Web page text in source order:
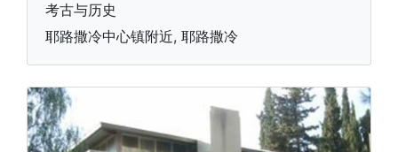
考古与历史
耶路撒冷中心镇附近, 耶路撒冷